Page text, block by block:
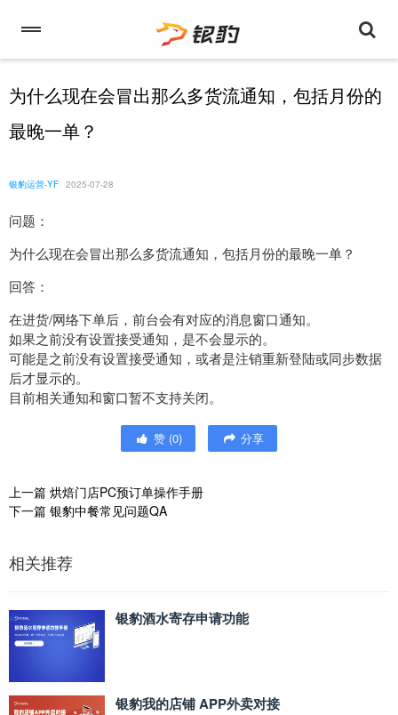
为什么现在会冒出那么多货流通知，包括月份的
最晚一单？
银豹运营-YF 2025-07-28
问题：
为什么现在会冒出那么多货流通知，包括月份的最晚一单？
回答：
在进货/网络下单后，前台会有对应的消息窗口通知。
如果之前没有设置接受通知，是不会显示的。
可能是之前没有设置接受通知，或者是注销重新登陆或同步数据
后才显示的。
目前相关通知和窗口暂不支持关闭。
赞 (0) 分享
上一篇 烘焙门店PC预订单操作手册
下一篇 银豹中餐常见问题QA
相关推荐
银豹酒水寄存申请功能
银豹我的店铺 APP外卖对接